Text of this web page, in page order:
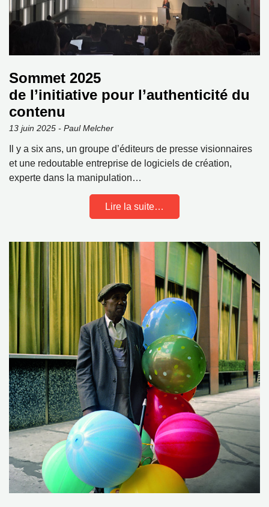
Sommet 2025
de l’initiative pour l’authenticité du
contenu
13 juin 2025 - Paul Melcher
Il y a six ans, un groupe d’éditeurs de presse visionnaires
et une redoutable entreprise de logiciels de création,
experte dans la manipulation…
Lire la suite…